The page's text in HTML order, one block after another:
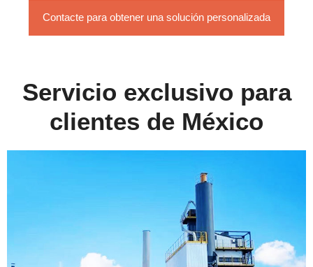
Contacte para obtener una solución personalizada
Servicio exclusivo para
clientes de México